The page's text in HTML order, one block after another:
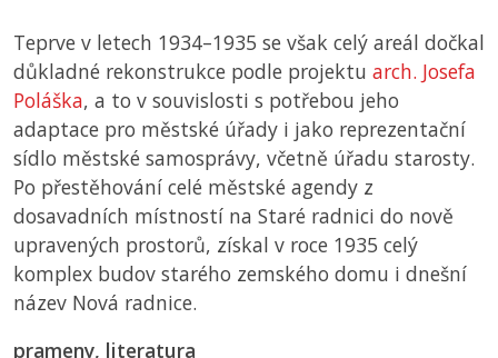
Teprve v letech 1934–1935 se však celý areál dočkal
důkladné rekonstrukce podle projektu arch. Josefa
Poláška, a to v souvislosti s potřebou jeho
adaptace pro městské úřady i jako reprezentační
sídlo městské samosprávy, včetně úřadu starosty.
Po přestěhování celé městské agendy z
dosavadních místností na Staré radnici do nově
upravených prostorů, získal v roce 1935 celý
komplex budov starého zemského domu i dnešní
název Nová radnice.
prameny, literatura